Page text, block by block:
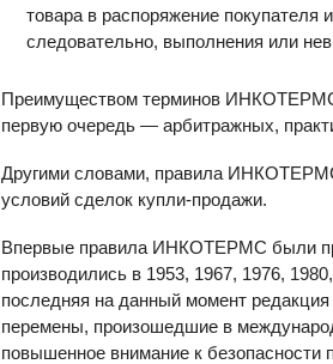
товара в распоряжение покупателя
следовательно, выполнения или
Преимуществом терминов ИНКОТЕРМС
первую очередь — арбитражных,
Другими словами, правила
условий сделок купли-продажи.
Впервые правила ИНКОТЕРМС были
производились в 1953, 1967, 1976,
последняя на данный момент
перемены, произошедшие в
повышенное внимание к безопасности